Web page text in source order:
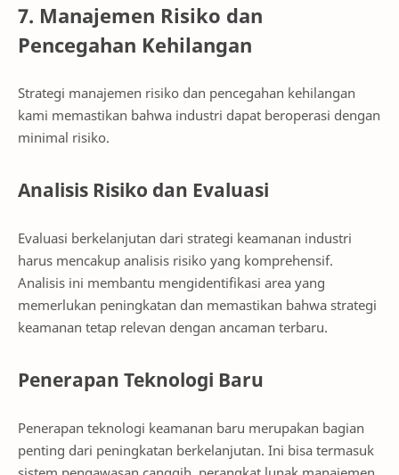
7. Manajemen Risiko dan
Pencegahan Kehilangan
Strategi manajemen risiko dan pencegahan kehilangan
kami memastikan bahwa industri dapat beroperasi dengan
minimal risiko.
Analisis Risiko dan Evaluasi
Evaluasi berkelanjutan dari strategi keamanan industri
harus mencakup analisis risiko yang komprehensif.
Analisis ini membantu mengidentifikasi area yang
memerlukan peningkatan dan memastikan bahwa strategi
keamanan tetap relevan dengan ancaman terbaru.
Penerapan Teknologi Baru
Penerapan teknologi keamanan baru merupakan bagian
penting dari peningkatan berkelanjutan. Ini bisa termasuk